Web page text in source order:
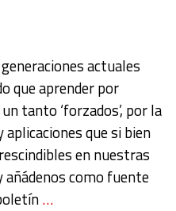
actuales
que aprender por
tanto ‘forzados’, por la
que si bien
en nuestras
añádenos como fuente
…